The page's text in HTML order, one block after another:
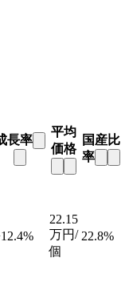
長率
平均
価格
国産比
率
22.15
万円/
個
22.8%